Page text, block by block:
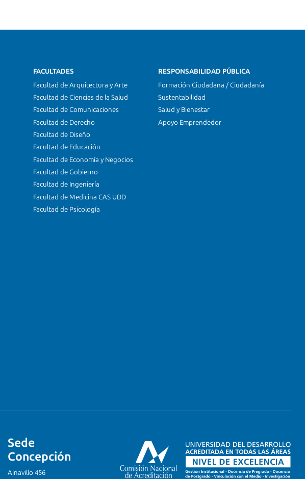
FACULTADES
Facultad de Arquitectura y Arte
Facultad de Ciencias de la Salud
Facultad de Comunicaciones
Facultad de Derecho
Facultad de Diseño
Facultad de Educación
Facultad de Economía y Negocios
Facultad de Gobierno
Facultad de Ingeniería
Facultad de Medicina CAS UDD
Facultad de Psicología
RESPONSABILIDAD PÚBLICA
Formación Ciudadana / Ciudadanía
Sustentabilidad
Salud y Bienestar
Apoyo Emprendedor
Sede
Concepción
Ainavillo 456